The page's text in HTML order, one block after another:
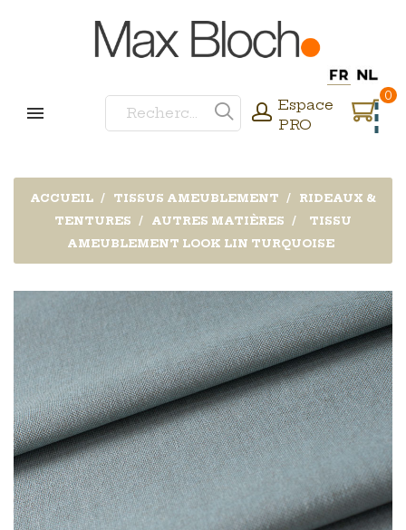
Espace
PRO
0
ACCUEIL TISSUS AMEUBLEMENT
RIDEAUX &
TENTURES
AUTRES MATIÈRES
TISSU
AMEUBLEMENT LOOK LIN TURQUOISE